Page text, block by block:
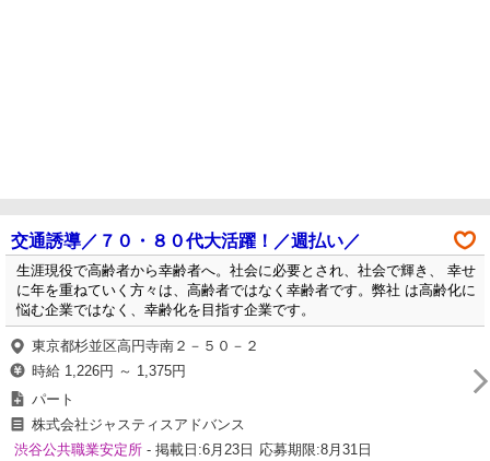
交通誘導／７０・８０代大活躍！／週払い／
生涯現役で高齢者から幸齢者へ。社会に必要とされ、社会で輝き、 幸せ
に年を重ねていく方々は、高齢者ではなく幸齢者です。弊社 は高齢化に
悩む企業ではなく、幸齢化を目指す企業です。
東京都杉並区高円寺南２－５０－２
時給 1,226円 ～ 1,375円
パート
株式会社ジャスティスアドバンス
渋谷公共職業安定所 - 掲載日:6月23日 応募期限:8月31日